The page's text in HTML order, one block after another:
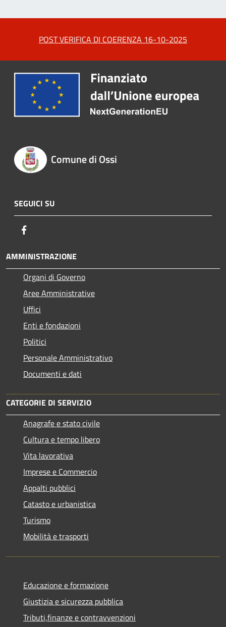
POST VERIFICA DI COERENZA 16-10-2025
Comune di Ossi
SEGUICI SU
AMMINISTRAZIONE
Organi di Governo
Aree Amministrative
Uffici
Enti e fondazioni
Politici
Personale Amministrativo
Documenti e dati
CATEGORIE DI SERVIZIO
Anagrafe e stato civile
Cultura e tempo libero
Vita lavorativa
Imprese e Commercio
Appalti pubblici
Catasto e urbanistica
Turismo
Mobilità e trasporti
Educazione e formazione
Giustizia e sicurezza pubblica
Tributi,finanze e contravvenzioni